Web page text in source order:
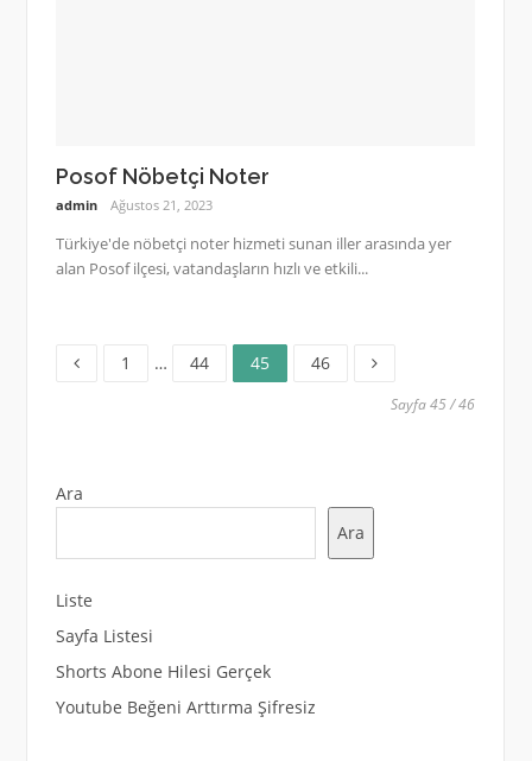
Posof Nöbetçi Noter
admin Ağustos 21, 2023
Türkiye'de nöbetçi noter hizmeti sunan iller arasında yer
alan Posof ilçesi, vatandaşların hızlı ve etkili...
Yazı
Sayfa
1 … Sayfa
44 Sayfa
45 Sayfa
46
Sayfa 45 / 46
Ara
Ara
Liste
Sayfa Listesi
Shorts Abone Hilesi Gerçek
Youtube Beğeni Arttırma Şifresiz